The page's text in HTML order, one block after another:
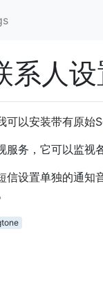
系人
可以安装带有原始
服务，它可以监视
信设置单独的通知